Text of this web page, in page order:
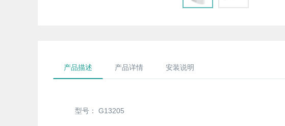
产品描述 产品详情 安装说明
型号： G13205